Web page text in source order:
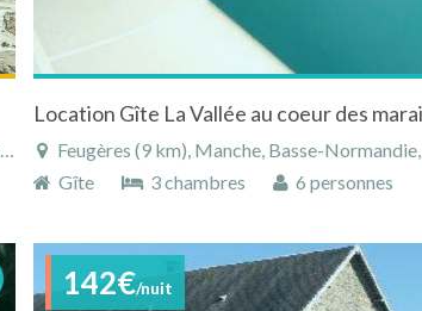
Location Gîte La Vallée au coeur des
Feugères (9 km), Manche, Basse-
Gîte
3 chambres 6 personnes
142€/nuit